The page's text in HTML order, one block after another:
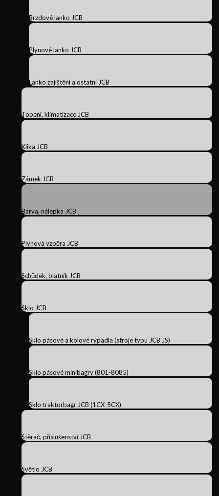
Brzdové lanko JCB
Plynové lanko JCB
Lanko zajištění a ostatní JCB
Topení, klimatizace JCB
Klika JCB
Zámek JCB
Barva, nálepka JCB
Plynová vzpěra JCB
Schůdek, blatník JCB
Sklo JCB
Sklo pásové a kolové rýpadla (stroje typu JCB JS)
Sklo pásové minibagry (801-8085)
Sklo traktorbagr JCB (1CX-5CX)
Stěrač, příslušenství JCB
Světlo JCB